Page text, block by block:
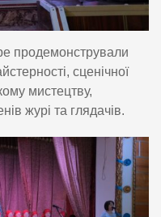
продемонстрували
сценічної
мистецтву,
журі та глядачів.